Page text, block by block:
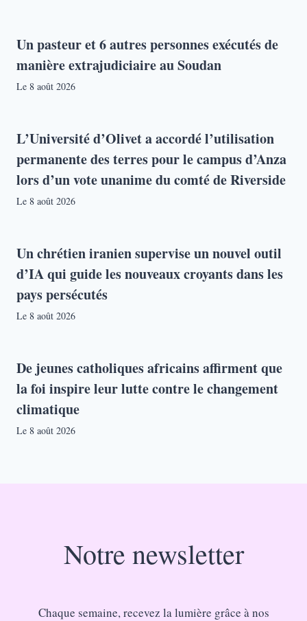
Un pasteur et 6 autres personnes exécutés de
manière extrajudiciaire au Soudan
Le 8 août 2026
L’Université d’Olivet a accordé l’utilisation
permanente des terres pour le campus d’Anza
lors d’un vote unanime du comté de Riverside
Le 8 août 2026
Un chrétien iranien supervise un nouvel outil
d’IA qui guide les nouveaux croyants dans les
pays persécutés
Le 8 août 2026
De jeunes catholiques africains affirment que
la foi inspire leur lutte contre le changement
climatique
Le 8 août 2026
Notre newsletter
Chaque semaine, recevez la lumière grâce à nos